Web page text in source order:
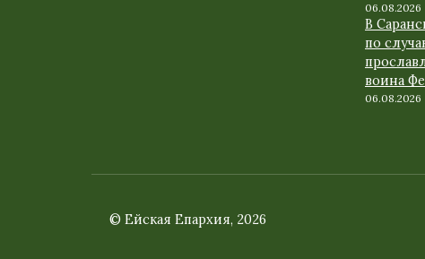
06.08.2026
В
по
воина
06.08.2026
© Ейская Епархия, 2026